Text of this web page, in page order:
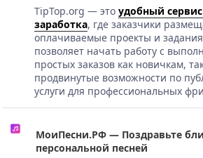
TipTop.org — это удобный
заработка, где заказчики
оплачиваемые проекты и
позволяет начать работу с
простых заказов как новичкам,
продвинутые возможности по
услуги для профессиональных
МоиПесни.РФ — Поздравьте
персональной песней